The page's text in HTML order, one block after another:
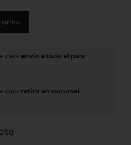
para envío a todo el país
para retiro en sucursal